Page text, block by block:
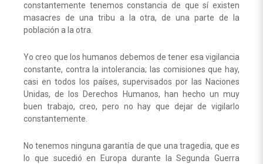
constantemente tenemos constancia de que sí existen
masacres de una tribu a la otra, de una parte de la
población a la otra.
Yo creo que los humanos debemos de tener esa vigilancia
constante, contra la intolerancia; las comisiones que hay,
casi en todos los países, supervisados por las Naciones
Unidas, de los Derechos Humanos, han hecho un muy
buen trabajo, creo, pero no hay que dejar de vigilarlo
constantemente.
No tenemos ninguna garantía de que una tragedia, que es
lo que sucedió en Europa durante la Segunda Guerra